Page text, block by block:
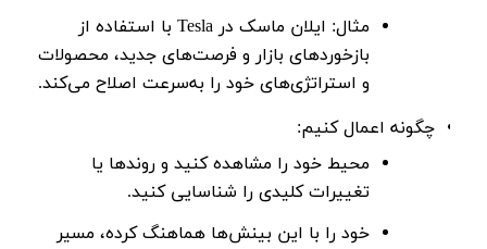
مثال: ایلان ماسک
در Tesla با استفاده از
بازخوردهای بازار و فرصت‌های جدید، محصولات
و استراتژی‌های خود را به‌سرعت اصلاح می‌کند.
چگونه اعمال کنیم:
محیط خود را مشاهده کنید و روندها یا
تغییرات کلیدی را شناسایی کنید.
خود را با این بینش‌ها هماهنگ کرده، مسیر